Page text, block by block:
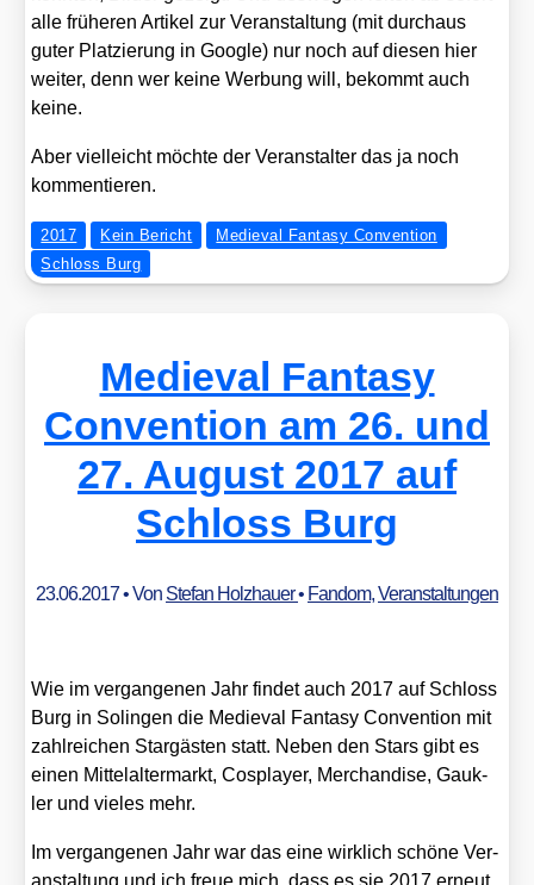
alle frü­he­ren Arti­kel zur Ver­an­stal­tung (mit durch­aus
guter Plat­zie­rung in Goog­le) nur noch auf die­sen hier
wei­ter, denn wer kei­ne Wer­bung will, bekommt auch
kei­ne.
Aber viel­leicht möch­te der Ver­an­stal­ter das ja noch
kom­men­tie­ren.
2017 Kein Bericht
Medieval Fantasy Convention
Schloss Burg
Medieval Fantasy
Convention am 26. und
27. August 2017 auf
Schloss Burg
23.06.2017• Von Stefan Holzhauer• Fandom,Veranstaltungen
Wie im ver­gan­ge­nen Jahr fin­det auch 2017 auf Schloss
Burg in Solin­gen die Medieval Fan­ta­sy Con­ven­ti­on mit
zahl­rei­chen Star­gäs­ten statt. Neben den Stars gibt es
einen Mit­tel­al­ter­markt, Cos­play­er, Mer­chan­di­se, Gauk­
ler und vie­les mehr.
Im ver­gan­ge­nen Jahr war das eine wirk­lich schö­ne Ver­
an­stal­tung und ich freue mich, dass es sie 2017 erneut